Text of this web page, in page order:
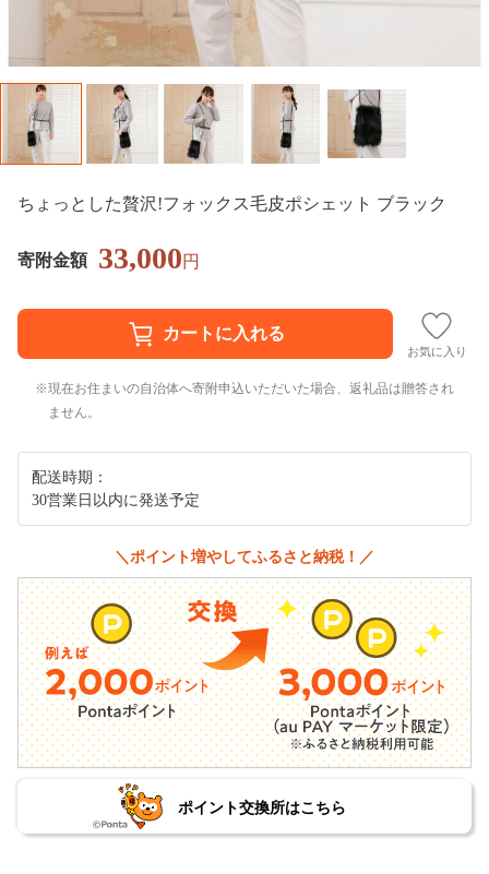
ちょっとした贅沢!フォックス毛皮ポシェット ブラック
寄附金額 33,000円
お気に入り
現在お住まいの自治体へ寄附申込いただいた場合、返礼品は贈答され
ません。
配送時期：
30営業日以内に発送予定
＼ポイント増やしてふるさと納税！／
ポイント交換所はこちら